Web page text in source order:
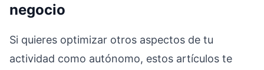
negocio
Si quieres optimizar otros aspectos de tu
actividad como autónomo, estos artículos te